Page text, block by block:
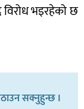
भइरहेको छ
सक्नुहुन्छ ।